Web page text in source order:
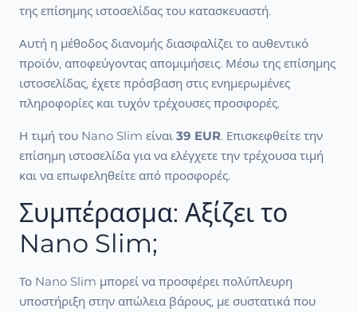
της επίσημης ιστοσελίδας του κατασκευαστή.
Αυτή η μέθοδος διανομής διασφαλίζει το αυθεντικό
προϊόν, αποφεύγοντας απομιμήσεις. Μέσω της επίσημης
ιστοσελίδας, έχετε πρόσβαση στις ενημερωμένες
πληροφορίες και τυχόν τρέχουσες προσφορές.
Η τιμή του Nano Slim είναι 39 EUR. Επισκεφθείτε την
επίσημη ιστοσελίδα για να ελέγχετε την τρέχουσα τιμή
και να επωφεληθείτε από προσφορές.
Συμπέρασμα: Αξίζει το
Nano Slim;
Το Nano Slim μπορεί να προσφέρει πολύπλευρη
υποστήριξη στην απώλεια βάρους, με συστατικά που